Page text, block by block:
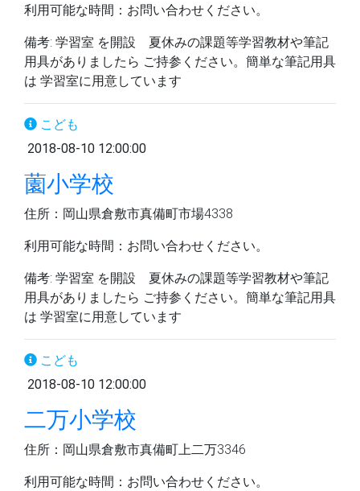
利用可能な時間：お問い合わせください。
備考: 学習室 を開設 夏休みの課題等学習教材や筆記
用具がありましたら ご持参ください。簡単な筆記用具
は 学習室に用意しています
こども
2018-08-10 12:00:00
薗小学校
住所：岡山県倉敷市真備町市場4338
利用可能な時間：お問い合わせください。
備考: 学習室 を開設 夏休みの課題等学習教材や筆記
用具がありましたら ご持参ください。簡単な筆記用具
は 学習室に用意しています
こども
2018-08-10 12:00:00
二万小学校
住所：岡山県倉敷市真備町上二万3346
利用可能な時間：お問い合わせください。